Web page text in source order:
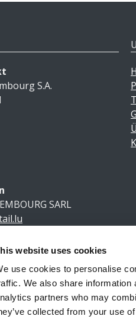
website uses cookies
use cookies to personalise
We also share
partners who may
collected from your use
S.A.
SARL